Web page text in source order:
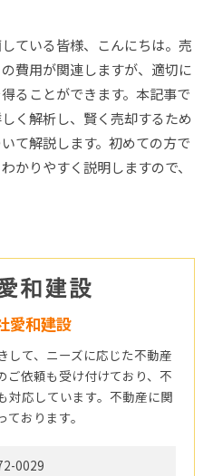
ている皆様、こんにちは。売
費用が関連しますが、適切に
ることができます。本記事で
く解析し、賢く売却するため
て解説します。初めての方で
かりやすく説明しますので、
愛和建設
して、ニーズに応じた不動産
ご依頼も受け付けており、不
対応しています。不動産に関
おります。
0029